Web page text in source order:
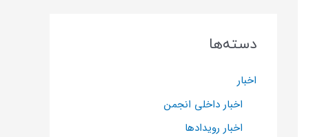
دسته‌ها
اخبار
اخبار داخلی انجمن
اخبار رویدادها